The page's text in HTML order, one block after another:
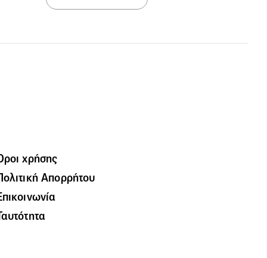
χρήσης
Απορρήτου